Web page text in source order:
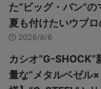
た“ビッグ・バン”の
夏も付けたいウブ
2026/8/6
カシオ“G-SHOCK”
量な“メタルベゼル